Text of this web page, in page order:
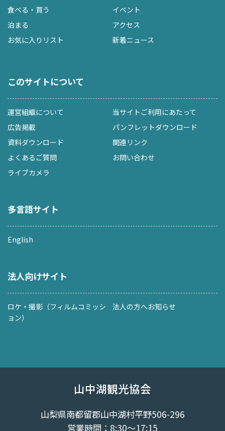
食べる・買う
イベント
泊まる
アクセス
お気に入りリスト
新着ニュース
このサイトについて
運営組織について
当サイトご利用にあたって
広告掲載
パンフレットダウンロード
資料ダウンロード
関連リンク
よくあるご質問
お問い合わせ
ライブカメラ
多言語サイト
English
法人向けサイト
ロケ・撮影（フィルムコミッシ
ョン）
法人の方へお知らせ
山中湖観光協会
山梨県南都留郡山中湖村平野506-296
営業時間：8:30～17:15